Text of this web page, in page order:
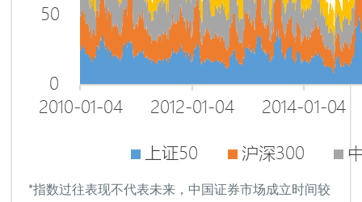
*指数过往表现不代表未来，中国证券市场成立时间较